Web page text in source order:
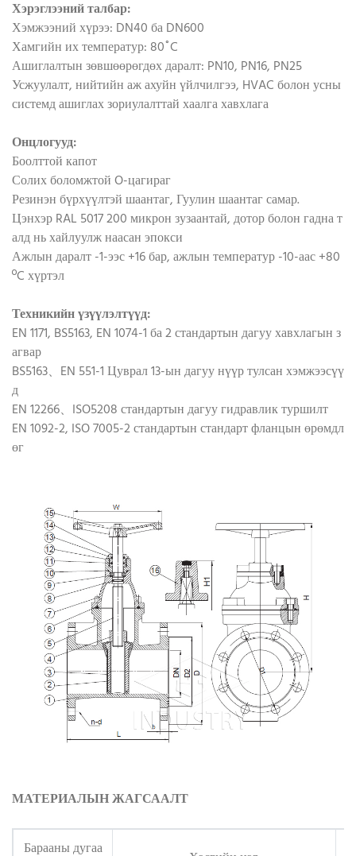
Хэрэглээний талбар:
Хэмжээний хүрээ: DN40 ба DN600
Хамгийн их температур: 80˚C
Ашиглалтын зөвшөөрөгдөх даралт: PN10, PN16, PN25
Усжуулалт, нийтийн аж ахуйн үйлчилгээ, HVAC болон усны
системд ашиглах зориулалттай хаалга хавхлага
Онцлогууд:
Боолттой капот
Солих боломжтой O-цагираг
Резинэн бүрхүүлтэй шаантаг, Гуулин шаантаг самар.
Цэнхэр RAL 5017 200 микрон зузаантай, дотор болон гадна т
алд нь хайлуулж наасан эпокси
Ажлын даралт -1-ээс +16 бар, ажлын температур -10-аас +80
ºC хүртэл
Техникийн үзүүлэлтүүд:
EN 1171, BS5163, EN 1074-1 ба 2 стандартын дагуу хавхлагын з
агвар
BS5163、EN 551-1 Цуврал 13-ын дагуу нүүр тулсан хэмжээсүү
д
EN 12266、ISO5208 стандартын дагуу гидравлик туршилт
EN 1092-2, ISO 7005-2 стандартын стандарт фланцын өрөмдл
өг
МАТЕРИАЛЫН ЖАГСААЛТ
Барааны дугаа